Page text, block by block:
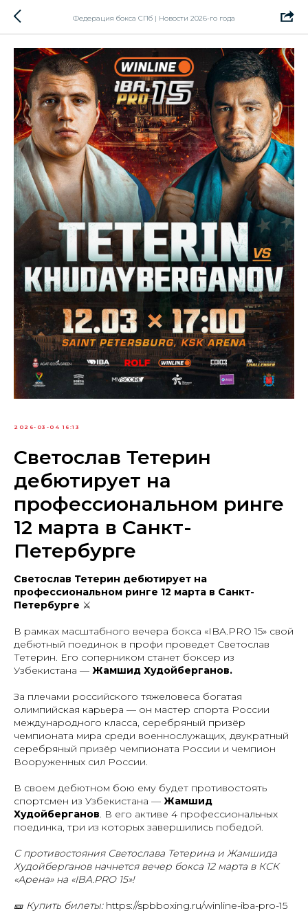
Федерация бокса СПб | Новости 2026-го года
2026-03-04 16:13
Светослав Тетерин
дебютирует на
профессиональном ринге
12 марта в Санкт-
Петербурге
Светослав Тетерин дебютирует на
профессиональном ринге 12 марта в Санкт-
Петербурге ⚔
В рамках масштабного вечера бокса «IBA.PRO 15» свой
дебютный поединок в профи проведет Светослав
Тетерин. Его соперником станет боксер из
Узбекистана — Жамшид Худойберганов.
За плечами российского тяжеловеса богатая
олимпийская карьера — он мастер спорта России
международного класса, серебряный призёр
чемпионата мира среди военнослужащих, двукратный
серебряный призёр чемпионата России и чемпион
Вооруженных сил России.
В своем дебютном бою ему будет противостоять
спортсмен из Узбекистана — Жамшид
Худойберганов. В его активе 4 профессиональных
поединка, три из которых завершились победой.
С противостояния Светослава Тетерина и Жамшида
Худойберганов начнется вечер бокса 12 марта в КСК
«Арена» на «IBA.PRO 15»!
🎫 Купить билеты: https://spbboxing.ru/winline-iba-pro-15